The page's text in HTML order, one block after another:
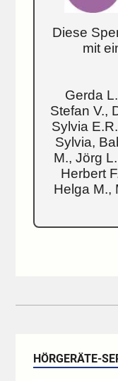
Diese
mit
Gerda
Stefan V.,
Sylvia
Sylvia,
M., Jörg
Herbert
Helga M.,
HÖRGERÄTE-